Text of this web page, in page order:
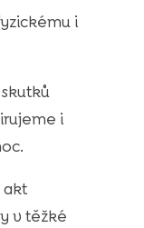
i
i
akt
v těžké